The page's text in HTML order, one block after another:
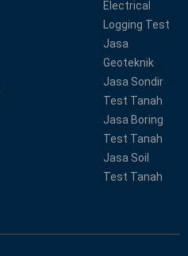
Electrical
Logging Test
Jasa
Geoteknik
Jasa Sondir
Test Tanah
Jasa Boring
Test Tanah
Jasa Soil
Test Tanah